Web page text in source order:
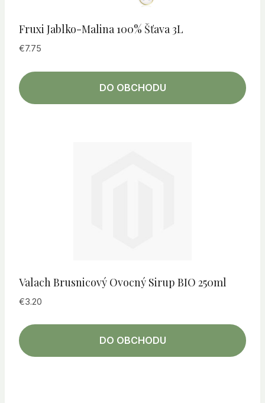
Fruxi Jablko-Malina 100% Šťava 3L
€7.75
DO OBCHODU
Valach Brusnicový Ovocný Sirup BIO 250ml
€3.20
DO OBCHODU